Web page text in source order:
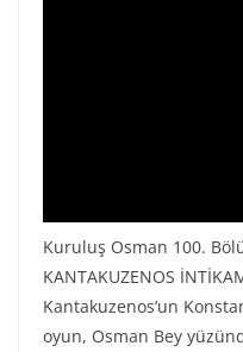
Kuruluş Osman 100.
KANTAKUZENOS
Kantakuzenos’un
oyun, Osman Bey